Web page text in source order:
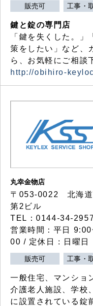
販売可 工事・
鍵と錠の専門店
「鍵を失くした。
策をしたい」など、
ら、お気軽にご相談
http://obihiro-
丸幸金物店
〒053-0022 北海
第2ビル
TEL：0144-34-
営業時間：平日
00 / 定休日：日曜日
販売可 工事・
一般住宅、マンショ
介護老人施設、学校
に設置されている錠